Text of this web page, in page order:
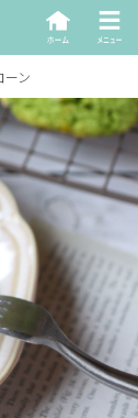
ーン